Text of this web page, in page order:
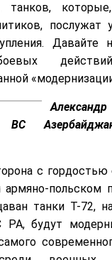
танков,
послужат
Давайте
ВС
с гордостью
польском
танки Т-72,
РА, будут